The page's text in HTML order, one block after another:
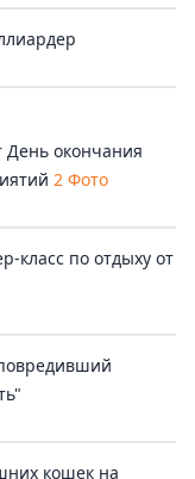
День окончания
2 Фото
класс по отдыху от
кошек на